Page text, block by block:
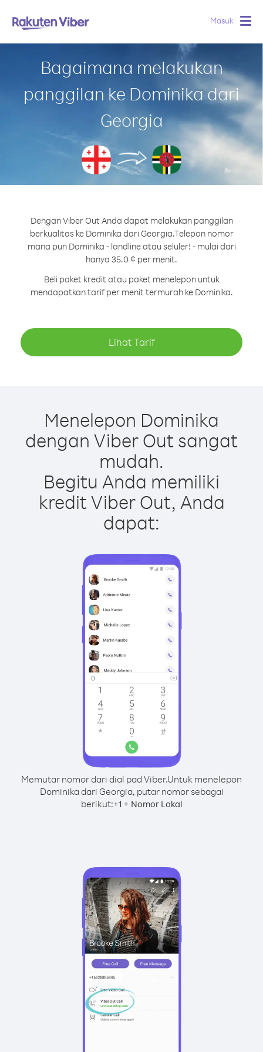
Masuk
Bagaimana melakukan
panggilan ke Dominika dari
Georgia
Dengan Viber Out Anda dapat melakukan panggilan
berkualitas ke Dominika dari Georgia.Telepon nomor
mana pun Dominika - landline atau seluler! - mulai dari
hanya 35.0 ¢ per menit.
Beli paket kredit atau paket menelepon untuk
mendapatkan tarif per menit termurah ke Dominika.
Lihat Tarif
Menelepon Dominika
dengan Viber Out sangat
mudah.
Begitu Anda memiliki
kredit Viber Out, Anda
dapat:
Memutar nomor dari dial pad Viber.Untuk menelepon
Dominika dari Georgia, putar nomor sebagai
berikut:+1+ Nomor Lokal